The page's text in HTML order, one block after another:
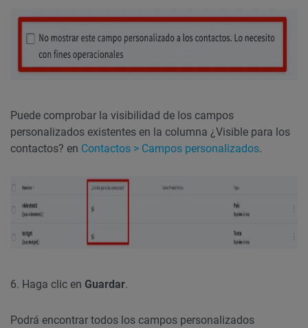
Puede comprobar la visibilidad de los campos
personalizados existentes en la columna ¿Visible para los
contactos? en Contactos > Campos personalizados.
6. Haga clic en Guardar.
Podrá encontrar todos los campos personalizados